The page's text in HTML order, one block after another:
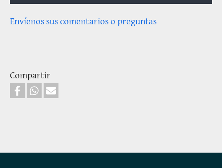
Envíenos sus comentarios o preguntas
Compartir